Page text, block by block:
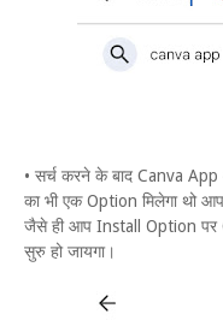
• सर्च करने के बाद Canva
का भी एक Option मिलेगा थो
जैसे ही आप Install Option पर
सुरु हो जायगा।